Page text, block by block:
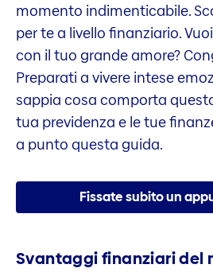
momento indimenticabile.
per te a livello finanziario.
con il tuo grande amore?
Preparati a vivere intese
sappia cosa comporta
tua previdenza e le tue
a punto questa guida.
Fissate subito un
Svantaggi finanziari del